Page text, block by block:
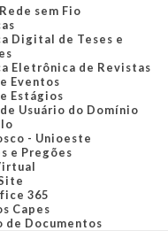
sem Fio
Digital de Teses e
Eletrônica de Revistas
Eventos
Estágios
Usuário do Domínio
- Unioeste
e Pregões
365
Capes
de Documentos